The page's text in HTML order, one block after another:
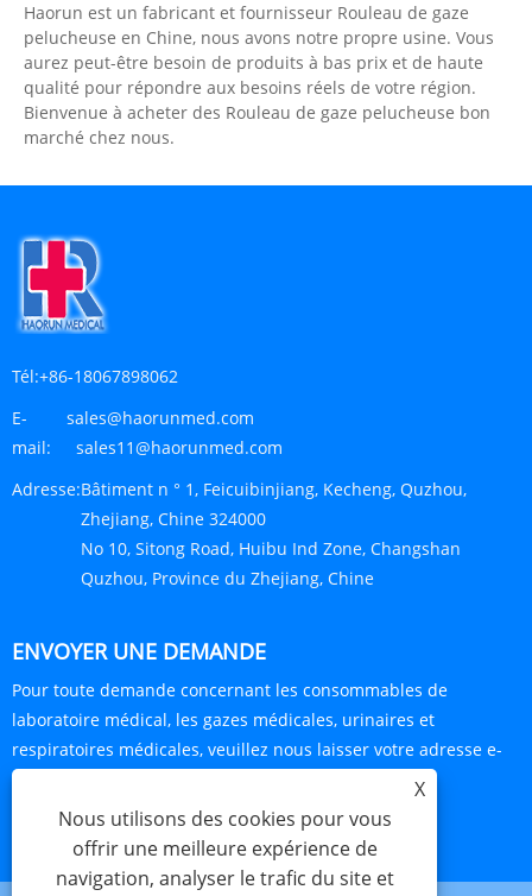
Haorun est un fabricant et fournisseur Rouleau de gaze
pelucheuse en Chine, nous avons notre propre usine. Vous
aurez peut-être besoin de produits à bas prix et de haute
qualité pour répondre aux besoins réels de votre région.
Bienvenue à acheter des Rouleau de gaze pelucheuse bon
marché chez nous.
Tél:+86-18067898062
E-
mail:
sales@haorunmed.com
sales11@haorunmed.com
Adresse:Bâtiment n ° 1, Feicuibinjiang, Kecheng, Quzhou,
Zhejiang, Chine 324000
No 10, Sitong Road, Huibu Ind Zone, Changshan
Quzhou, Province du Zhejiang, Chine
ENVOYER UNE DEMANDE
Pour toute demande concernant les consommables de
laboratoire médical, les gazes médicales, urinaires et
respiratoires médicales, veuillez nous laisser votre adresse e-
mail et nous vous contacterons dans les 24 heures.
ENQUÊTE MAINTENANT
X
Nous utilisons des cookies pour vous
offrir une meilleure expérience de
navigation, analyser le trafic du site et